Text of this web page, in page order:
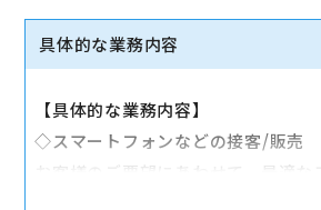
具体的な業務内容
【具体的な業務内容】
◇スマートフォンなどの接客/販売
お客様のご要望にあわせて、最適